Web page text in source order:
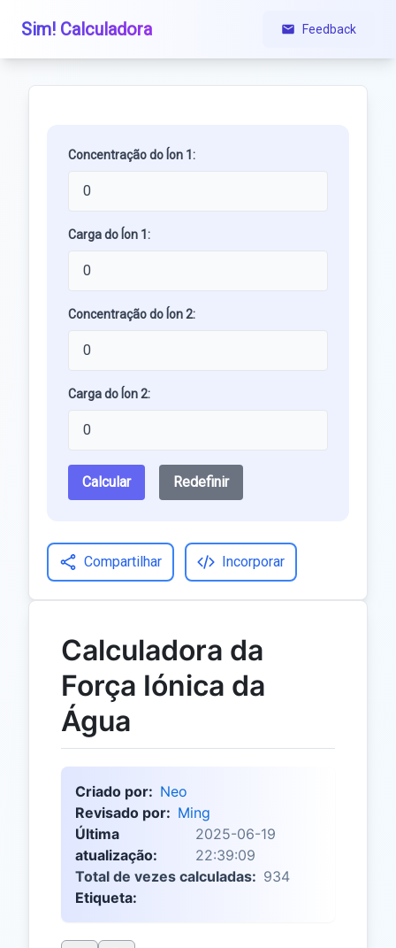
Sim! Calculadora Feedback
Concentração do Íon 1:
Carga do Íon 1:
Concentração do Íon 2:
Carga do Íon 2:
Calcular Redefinir
Compartilhar Incorporar
Calculadora da
Força Iónica da
Água
Criado por: Neo
Revisado por: Ming
Última
atualização:
2025-06-19
22:39:09
Total de vezes calculadas: 934
Etiqueta: